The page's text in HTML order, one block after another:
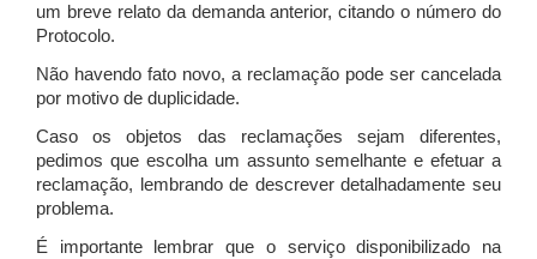
um breve relato da demanda anterior, citando o número do
Protocolo.
Não havendo fato novo, a reclamação pode ser cancelada
por motivo de duplicidade.
Caso os objetos das reclamações sejam diferentes,
pedimos que escolha um assunto semelhante e efetuar a
reclamação, lembrando de descrever detalhadamente seu
problema.
É importante lembrar que o serviço disponibilizado na